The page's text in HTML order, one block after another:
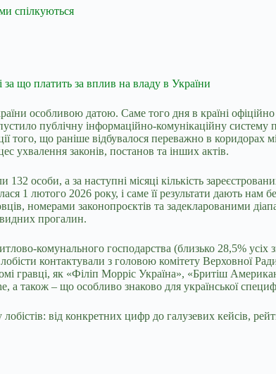
спілкуються
що платить за вплив на владу в України
особливою датою. Саме того дня в країні
публічну інформаційно-комунікаційну систему
того, що раніше відбувалося переважно в коридорах
ухвалення законів, постанов та інших актів.
особи, а за наступні місяці кількість
1 лютого 2026 року, і саме її результати дають
номерами законопроєктів та задекларованими
прогалин.
комунального господарства (близько 28,5% усіх
контактували з головою комітету Верховної
гравці, як «Філіп Морріс Україна», «Бритіш
а також – що особливо знаково для української
від конкретних цифр до галузевих кейсів,